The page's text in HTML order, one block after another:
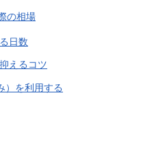
の相場
日数
えるコツ
）を利用する